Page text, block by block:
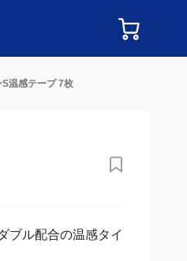
S温感テープ 7枚
ブル配合の温感タイ